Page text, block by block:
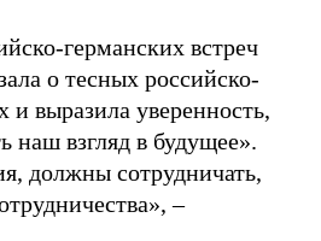
германских встреч
о тесных российско-
выразила уверенность,
наш взгляд в будущее».
должны сотрудничать,
–